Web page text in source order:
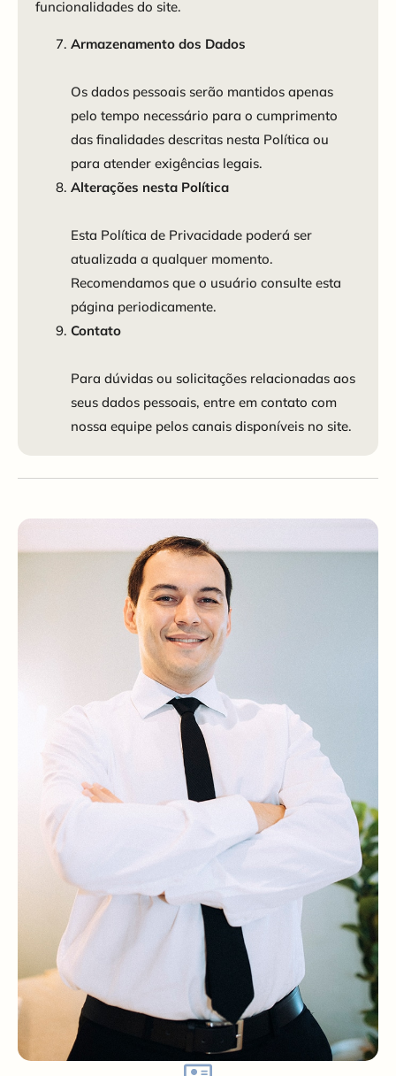
funcionalidades do site.
Armazenamento dos Dados
Os dados pessoais serão mantidos apenas
pelo tempo necessário para o cumprimento
das finalidades descritas nesta Política ou
para atender exigências legais.
Alterações nesta Política
Esta Política de Privacidade poderá ser
atualizada a qualquer momento.
Recomendamos que o usuário consulte esta
página periodicamente.
Contato
Para dúvidas ou solicitações relacionadas aos
seus dados pessoais, entre em contato com
nossa equipe pelos canais disponíveis no site.